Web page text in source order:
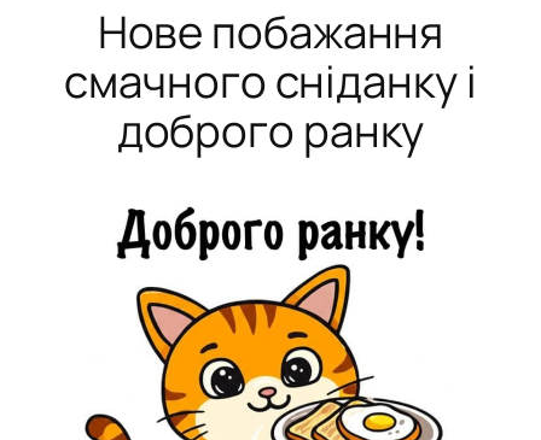
Нове побажання
смачного сніданку і
доброго ранку